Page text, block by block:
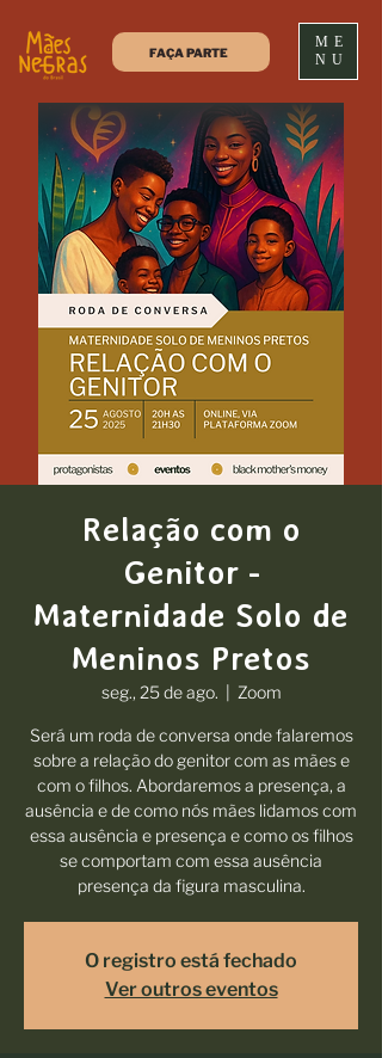
FAÇA PARTE
ME
NU
Relação com o
Genitor -
Maternidade Solo de
Meninos Pretos
seg., 25 de ago. Zoom
Será um roda de conversa onde falaremos
sobre a relação do genitor com as mães e
com o filhos. Abordaremos a presença, a
ausência e de como nós mães lidamos com
essa ausência e presença e como os filhos
se comportam com essa ausência
presença da figura masculina.
O registro está fechado
Ver outros eventos